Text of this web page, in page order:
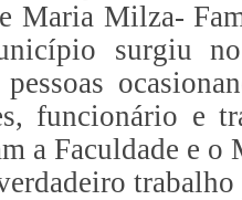
Maria Milza-
surgiu
funcionário e
a Faculdade e o